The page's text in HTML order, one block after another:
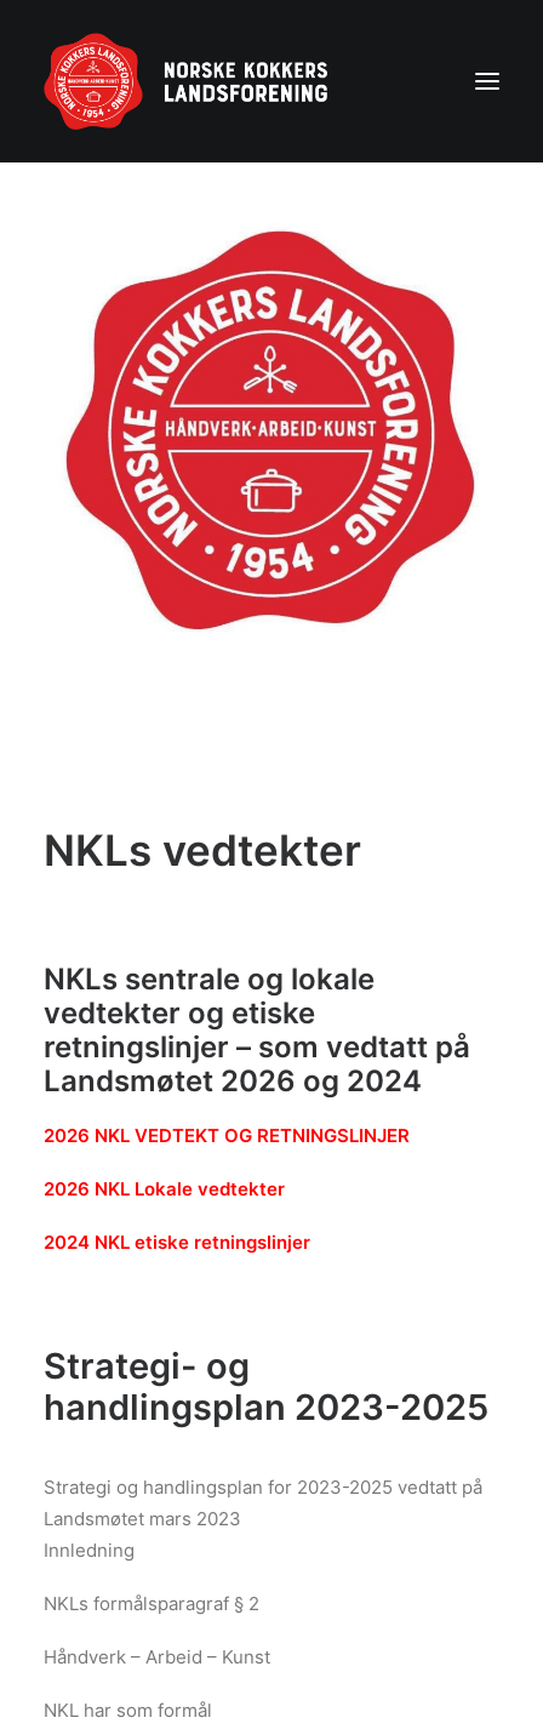
Om NKL
Kontakt NKL-foreninger
Bli medlem
Årshjul
Partnerprogram
Rekruttering
Konkurranser
De Norske Kokkelandslagene
NKLs vedtekter
NKLs sentrale og lokale
vedtekter og etiske
retningslinjer – som vedtatt på
Landsmøtet 2026 og 2024
2026 NKL VEDTEKT OG RETNINGSLINJER
2026 NKL Lokale vedtekter
2024 NKL etiske retningslinjer
Strategi- og
handlingsplan 2023-2025
Strategi og handlingsplan for 2023-2025 vedtatt på
Landsmøtet mars 2023
Innledning
NKLs formålsparagraf § 2
Håndverk – Arbeid – Kunst
NKL har som formål